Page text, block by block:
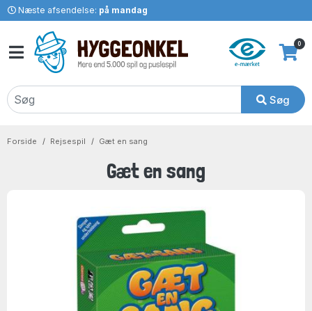
Næste afsendelse: på mandag
Søg
0
Forside Rejsespil Gæt en sang
Gæt en sang